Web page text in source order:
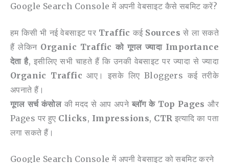
Google Search Console में अपनी वेबसाइट कैसे सबमिट करें?
हम किसी भी नई वेबसाइट पर Traffic कई Sources से ला सकते
हैं लेकिन Organic Traffic को गूगल ज्यादा Importance
देता है, इसीलिए सभी चाहते हैं कि उनकी वेबसाइट पर ज्यादा से ज्यादा
Organic Traffic आए। इसके लिए Bloggers कई तरीके
अपनाते हैं।
गूगल सर्च कंसोलकी मदद से आप अपने ब्लॉग के Top Pages और
Pages पर हुए Clicks, Impressions, CTR इत्यादि का पता
लगा सकते हैं।
Google Search Console में अपनी वेबसाइट को सबमिट करने